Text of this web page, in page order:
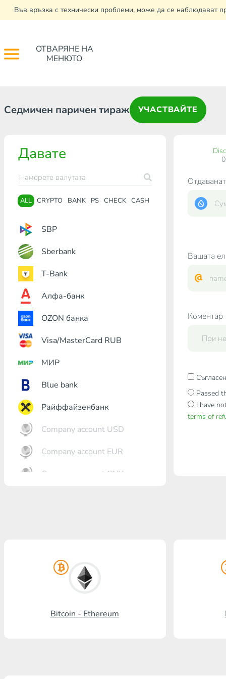
Във връзка с технически проблеми, може да се наблюдават
ОТВАРЯНЕ НА
МЕНЮТО
Седмичен паричен тираж УЧАСТВАЙТЕ
Давате
ALL CRYPTO BANK PS CHECK CASH
SBP
Sberbank
T-Bank
Алфа-банк
OZON банка
Visa/MasterCard RUB
МИР
Blue bank
Райффайзенбанк
Company account USD
Company account EUR
Company account CNY
Промсвязбанк
Руски стандарт
Вашата
Коментар
Passed
I have
terms of
Bitcoin - Ethereum